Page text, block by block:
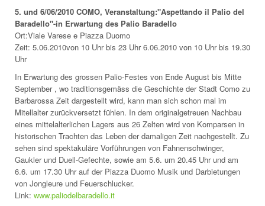
5. und 6/06/2010 COMO, Veranstaltung:"Aspettando il Palio del
Baradello"-in Erwartung des Palio Baradello
Ort:Viale Varese e Piazza Duomo
Zeit: 5.06.2010von 10 Uhr bis 23 Uhr 6.06.2010 von 10 Uhr bis 19.30
Uhr
In Erwartung des grossen Palio-Festes von Ende August bis Mitte
September , wo traditionsgemäss die Geschichte der Stadt Como zu
Barbarossa Zeit dargestellt wird, kann man sich schon mal im
Mitellalter zurückversetzt fühlen. In dem originalgetreuen Nachbau
eines mittelalterlichen Lagers aus 26 Zelten wird von Komparsen in
historischen Trachten das Leben der damaligen Zeit nachgestellt. Zu
sehen sind spektakuläre Vorführungen von Fahnenschwinger,
Gaukler und Duell-Gefechte, sowie am 5.6. um 20.45 Uhr und am
6.6. um 17.30 Uhr auf der Piazza Duomo Musik und Darbietungen
von Jongleure und Feuerschlucker.
Link: www.paliodelbaradello.it